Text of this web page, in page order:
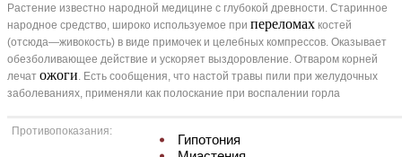
Растение известно народной медицине с глубокой древности. Старинное
народное средство, широко используемое при переломах костей
(отсюда—живокость) в виде примочек и целебных компрессов. Оказывает
обезболивающее действие и ускоряет выздоровление. Отваром корней
лечат ожоги. Есть сообщения, что настой травы пили при желудочных
заболеваниях, применяли как полоскание при воспалении горла
Противопоказания:
Гипотония